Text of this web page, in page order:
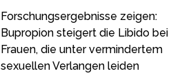
Forschungsergebnisse zeigen:
Bupropion steigert die Libido bei
Frauen, die unter vermindertem
sexuellen Verlangen leiden